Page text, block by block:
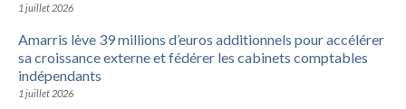
1 juillet 2026
Amarris lève 39 millions d’euros additionnels pour accélérer
sa croissance externe et fédérer les cabinets comptables
indépendants
1 juillet 2026